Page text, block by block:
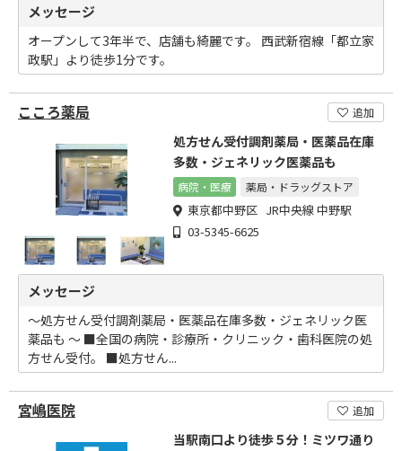
メッセージ
オープンして3年半で、店舗も綺麗です。 西武新宿線「都立家
政駅」より徒歩1分です。
こころ薬局 追加
処方せん受付調剤薬局・医薬品在庫
多数・ジェネリック医薬品も
病院・医療 薬局・ドラッグストア
東京都中野区 JR中央線 中野駅
03-5345-6625
メッセージ
～処方せん受付調剤薬局・医薬品在庫多数・ジェネリック医
薬品も ～ ■全国の病院・診療所・クリニック・歯科医院の処
方せん受付。 ■処方せん...
宮嶋医院 追加
当駅南口より徒歩５分！ミツワ通り